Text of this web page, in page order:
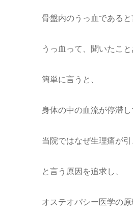
骨盤内のうっ血であると
うっ血って、聞いたこ
簡単に言うと、
身体の中の血流が停滞し
当院ではなぜ生理痛が
と言う原因を追求し、
オステオパシー医学の原